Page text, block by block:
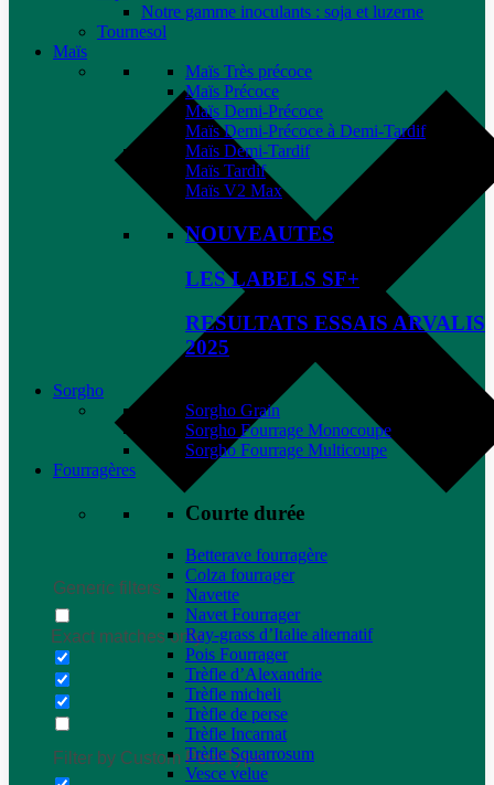
Generic filters
Exact matches only
Filter by Custom Post Type
Notre gamme inoculants : soja et luzerne
Tournesol
Maïs
Maïs Très précoce
Maïs Précoce
Maïs Demi-Précoce
Maïs Demi-Précoce à Demi-Tardif
Maïs Demi-Tardif
Maïs Tardif
Maïs V2 Max
NOUVEAUTES
LES LABELS SF+
RESULTATS ESSAIS ARVALIS
2025
Sorgho
Sorgho Grain
Sorgho Fourrage Monocoupe
Sorgho Fourrage Multicoupe
Fourragères
Courte durée
Betterave fourragère
Colza fourrager
Navette
Navet Fourrager
Ray-grass d’Italie alternatif
Pois Fourrager
Trèfle d’Alexandrie
Trèfle micheli
Trèfle de perse
Trèfle Incarnat
Trèfle Squarrosum
Vesce velue